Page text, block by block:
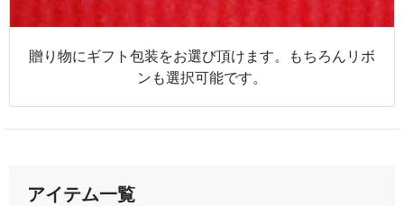
贈り物にギフト包装をお選び頂けます。もちろんリボ
ンも選択可能です。
アイテム一覧